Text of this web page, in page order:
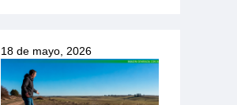
18 de mayo, 2026